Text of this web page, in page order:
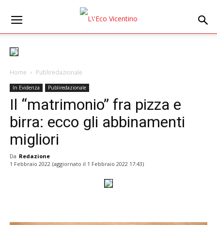
Home Publiredazionale
In Evidenza Publiredazionale
Il “matrimonio” fra pizza e
birra: ecco gli abbinamenti
migliori
Da Redazione
1 Febbraio 2022 (aggiornato il 1 Febbraio 2022 17:43)